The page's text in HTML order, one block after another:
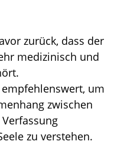
zurück, dass der
medizinisch und
um
zwischen
zu verstehen.